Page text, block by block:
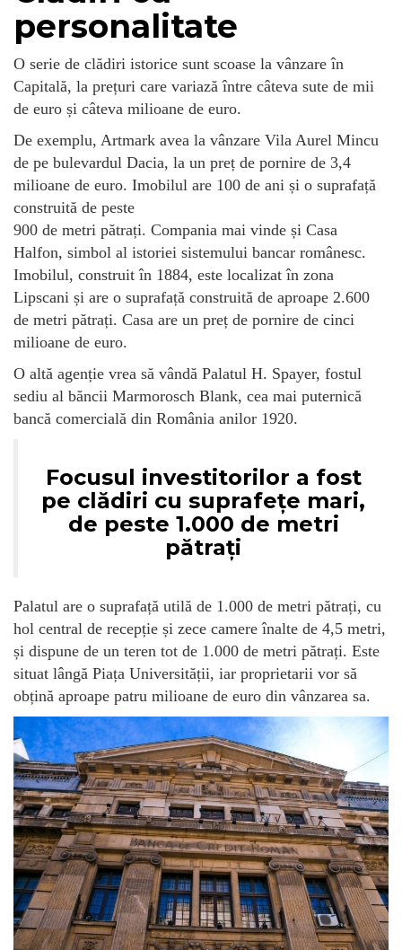
personalitate
O serie de clădiri istorice sunt scoase la vânzare în
Capitală, la prețuri care variază între câteva sute de mii
de euro și câteva milioane de euro.
De exemplu, Artmark avea la vânzare Vila Aurel Mincu
de pe bulevardul Dacia, la un preț de pornire de 3,4
milioane de euro. Imobilul are 100 de ani și o suprafață
construită de peste
900 de metri pătrați. Compania mai vinde și Casa
Halfon, simbol al istoriei sistemului bancar românesc.
Imobilul, construit în 1884, este localizat în zona
Lipscani și are o suprafață construită de aproape 2.600
de metri pătrați. Casa are un preț de pornire de cinci
milioane de euro.
O altă agenție vrea să vândă Palatul H. Spayer, fostul
sediu al băncii Marmorosch Blank, cea mai puternică
bancă comercială din România anilor 1920.
Focusul investitorilor a fost
pe clădiri cu suprafețe mari,
de peste 1.000 de metri
pătrați
Palatul are o suprafață utilă de 1.000 de metri pătrați, cu
hol central de recepție și zece camere înalte de 4,5 metri,
și dispune de un teren tot de 1.000 de metri pătrați. Este
situat lângă Piața Universității, iar proprietarii vor să
obțină aproape patru milioane de euro din vânzarea sa.